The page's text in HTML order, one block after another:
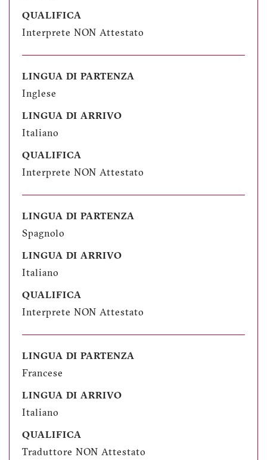
QUALIFICA
Interprete NON Attestato
LINGUA DI PARTENZA
Inglese
LINGUA DI ARRIVO
Italiano
QUALIFICA
Interprete NON Attestato
LINGUA DI PARTENZA
Spagnolo
LINGUA DI ARRIVO
Italiano
QUALIFICA
Interprete NON Attestato
LINGUA DI PARTENZA
Francese
LINGUA DI ARRIVO
Italiano
QUALIFICA
Traduttore NON Attestato